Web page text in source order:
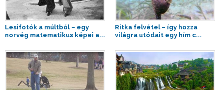
Lesifotók a múltból – egy
norvég matematikus képei a...
Ritka felvétel – így hozza
világra utódait egy hím c...